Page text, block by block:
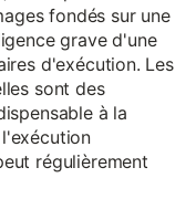
fondés sur une
grave d'une
d'exécution. Les
sont des
à la
régulièrement